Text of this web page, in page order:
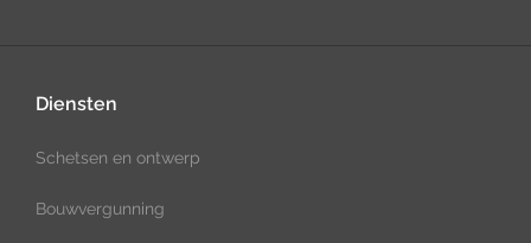
Diensten
Schetsen en ontwerp
Bouwvergunning